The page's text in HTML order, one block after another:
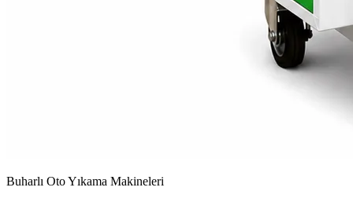
Buharlı Oto Yıkama Makineleri